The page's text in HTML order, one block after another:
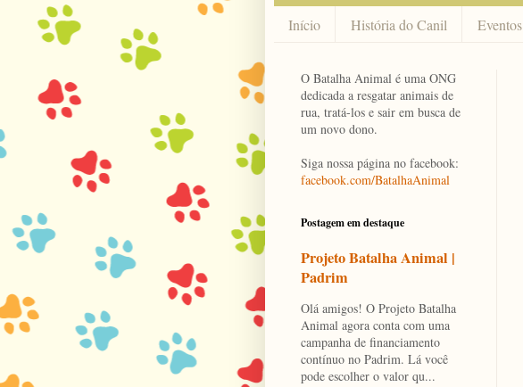
Início História do Canil Eventos
O Batalha Animal é uma ONG
dedicada a resgatar animais de
rua, tratá-los e sair em busca de
um novo dono.
Siga nossa página no facebook:
facebook.com/BatalhaAnimal
Postagem em destaque
Projeto Batalha Animal |
Padrim
Olá amigos! O Projeto Batalha
Animal agora conta com uma
campanha de financiamento
contínuo no Padrim. Lá você
pode escolher o valor qu...